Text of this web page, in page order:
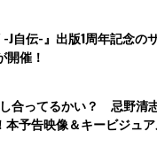
-J自伝-』出版1周年記念
開催！
合ってるかい？ 忌野清
本予告映像＆キービジュ